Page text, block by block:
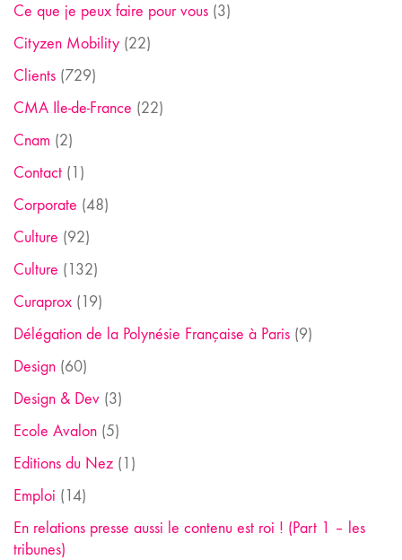
Ce que je peux faire pour vous (3)
Cityzen Mobility (22)
Clients (729)
CMA Ile-de-France (22)
Cnam (2)
Contact (1)
Corporate (48)
Culture (92)
Culture (132)
Curaprox (19)
Délégation de la Polynésie Française à Paris (9)
Design (60)
Design & Dev (3)
Ecole Avalon (5)
Editions du Nez (1)
Emploi (14)
En relations presse aussi le contenu est roi ! (Part 1 – les
tribunes)